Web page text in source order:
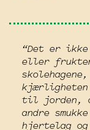
“Det er
eller
til jorden,
andre
hjertelag